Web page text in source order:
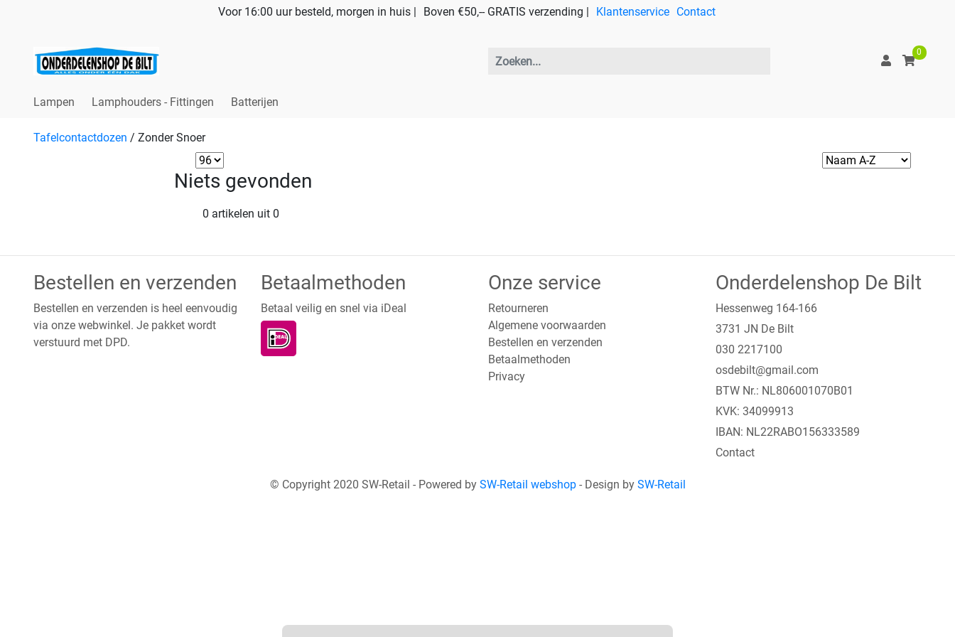
Voor 16:00 uur besteld, morgen in huis | Boven €50,-- GRATIS verzending | Klantenservice Contact
0
Lampen Lamphouders - Fittingen Batterijen
Tafelcontactdozen / Zonder Snoer
Niets gevonden
0 artikelen uit 0
Bestellen en verzenden
Bestellen en verzenden is heel eenvoudig
via onze webwinkel. Je pakket wordt
verstuurd met DPD.
Betaalmethoden
Betaal veilig en snel via iDeal
Onze service
Retourneren
Algemene voorwaarden
Bestellen en verzenden
Betaalmethoden
Privacy
Onderdelenshop De Bilt
Hessenweg 164-166
3731 JN De Bilt
030 2217100
osdebilt@gmail.com
BTW Nr.: NL806001070B01
KVK: 34099913
IBAN: NL22RABO156333589
Contact
© Copyright 2020 SW-Retail - Powered by SW-Retail webshop- Design by SW-Retail